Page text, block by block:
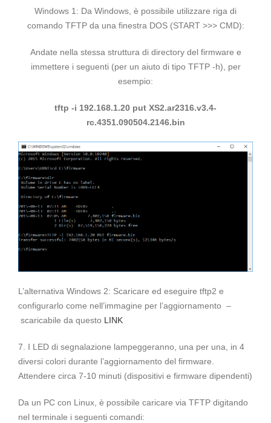
Windows 1: Da Windows, è possibile utilizzare riga di
comando TFTP da una finestra DOS (START >>> CMD):
Andate nella stessa struttura di directory del firmware e
immettere i seguenti (per un aiuto di tipo TFTP -h), per
esempio:
tftp -i 192.168.1.20 put XS2.ar2316.v3.4-
rc.4351.090504.2146.bin
L’alternativa Windows 2: Scaricare ed eseguire tftp2 e
configurarlo come nell’immagine per l’aggiornamento –
scaricabile da questo LINK
7. I LED di segnalazione lampeggeranno, una per una, in 4
diversi colori durante l’aggiornamento del firmware.
Attendere circa 7-10 minuti (dispositivi e firmware dipendenti)
Da un PC con Linux, è possibile caricare via TFTP digitando
nel terminale i seguenti comandi: